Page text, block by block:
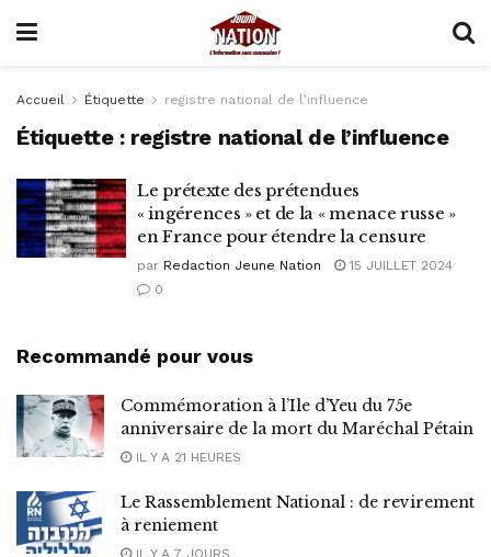
Accueil Étiquette registre national de l’influence
Étiquette : registre national de l’influence
Le prétexte des prétendues
« ingérences » et de la « menace russe »
en France pour étendre la censure
par Redaction Jeune Nation
15 JUILLET 2024
0
Recommandé pour vous
Commémoration à l’Ile d’Yeu du 75e
anniversaire de la mort du Maréchal Pétain
IL Y A 21 HEURES
Le Rassemblement National : de revirement
à reniement
IL Y A 7 JOURS